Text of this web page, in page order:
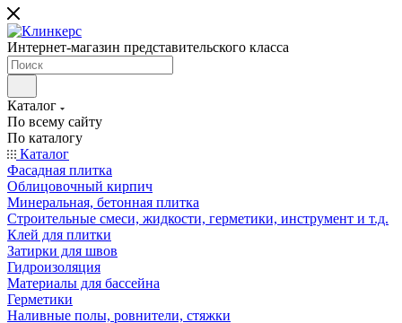
Интернет-магазин представительского класса
Каталог
По всему сайту
По каталогу
Каталог
Фасадная плитка
Облицовочный кирпич
Минеральная, бетонная плитка
Строительные смеси, жидкости, герметики, инструмент и т.д.
Клей для плитки
Затирки для швов
Гидроизоляция
Материалы для бассейна
Герметики
Наливные полы, ровнители, стяжки